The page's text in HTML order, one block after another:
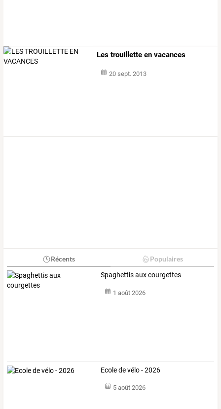
Les trouillette en vacances
20 sept. 2013
Récents Populaires
Spaghettis aux courgettes
1 août 2026
Ecole de vélo - 2026
5 août 2026